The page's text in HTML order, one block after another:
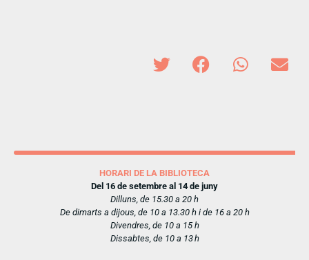
HORARI DE LA BIBLIOTECA
Del 16 de setembre al 14 de juny
Dilluns, de 15.30 a 20 h
De dimarts a dijous, de 10 a 13.30 h i de 16 a 20 h
Divendres, de 10 a 15 h
Dissabtes, de 10 a 13 h